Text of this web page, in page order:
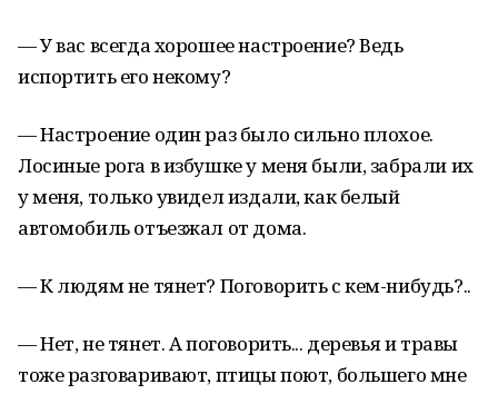
— У вас всегда хорошее настроение? Ведь
испортить его некому?
— Настроение один раз было сильно плохое.
Лосиные рога в избушке у меня были, забрали их
у меня, только увидел издали, как белый
автомобиль отъезжал от дома.
— К людям не тянет? Поговорить с кем-нибудь?..
— Нет, не тянет. А поговорить... деревья и травы
тоже разговаривают, птицы поют, большего мне